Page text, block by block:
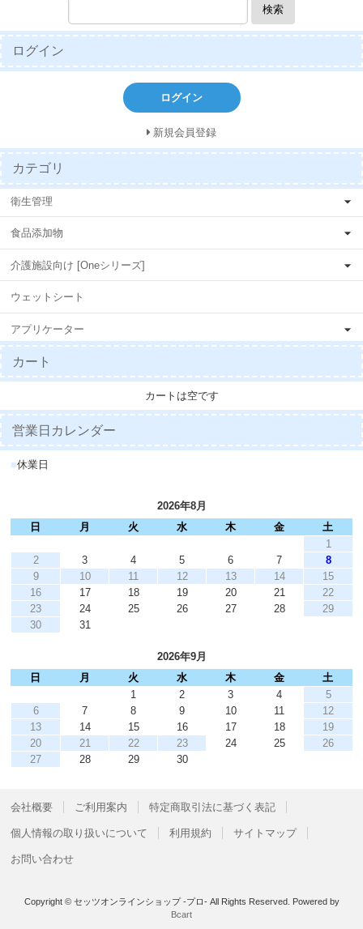
検索
ログイン
ログイン
新規会員登録
カテゴリ
衛生管理
食品添加物
介護施設向け [Oneシリーズ]
ウェットシート
アプリケーター
カート
カートは空です
営業日カレンダー
■休業日
2026年8月
日
月 火 水 木 金
土
1
2
3 4 5 6 7
8
9
10 11 12 13 14
15
16
17 18 19 20 21
22
23
24 25 26 27 28
29
30
31
2026年9月
日
月 火 水 木 金
土
1
2 3 4
5
6
7 8 9 10 11
12
13
14 15 16 17 18
19
20
21 22 23 24 25
26
27
28 29 30
会社概要 ご利用案内 特定商取引法に基づく表記
個人情報の取り扱いについて 利用規約 サイトマップ
お問い合わせ
Copyright © セッツオンラインショップ -プロ- All Rights Reserved. Powered by
Bcart